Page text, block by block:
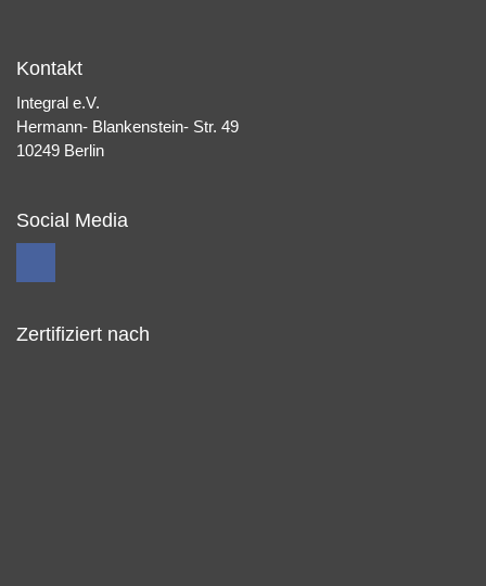
Kontakt
Integral e.V.
Hermann- Blankenstein- Str. 49
10249 Berlin
Social Media
Zertifiziert nach